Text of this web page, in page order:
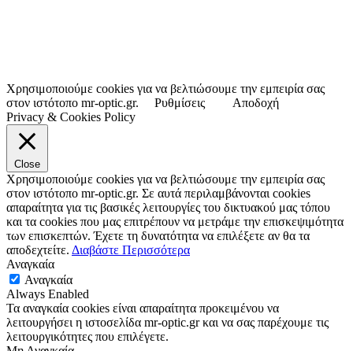
Χρησιμοποιούμε cookies για να βελτιώσουμε την εμπειρία σας
στον ιστότοπο mr-optic.gr.
Ρυθμίσεις
Αποδοχή
Privacy & Cookies Policy
Close
Χρησιμοποιούμε cookies για να βελτιώσουμε την εμπειρία σας
στον ιστότοπο mr-optic.gr. Σε αυτά περιλαμβάνονται cookies
απαραίτητα για τις βασικές λειτουργίες του δικτυακού μας τόπου
και τα cookies που μας επιτρέπουν να μετράμε την επισκεψιμότητα
των επισκεπτών. Έχετε τη δυνατότητα να επιλέξετε αν θα τα
αποδεχτείτε. Διαβάστε Περισσότερα
Αναγκαία
Αναγκαία
Always Enabled
Τα αναγκαία cookies είναι απαραίτητα προκειμένου να
λειτουργήσει η ιστοσελίδα mr-optic.gr και να σας παρέχουμε τις
λειτουργικότητες που επιλέγετε.